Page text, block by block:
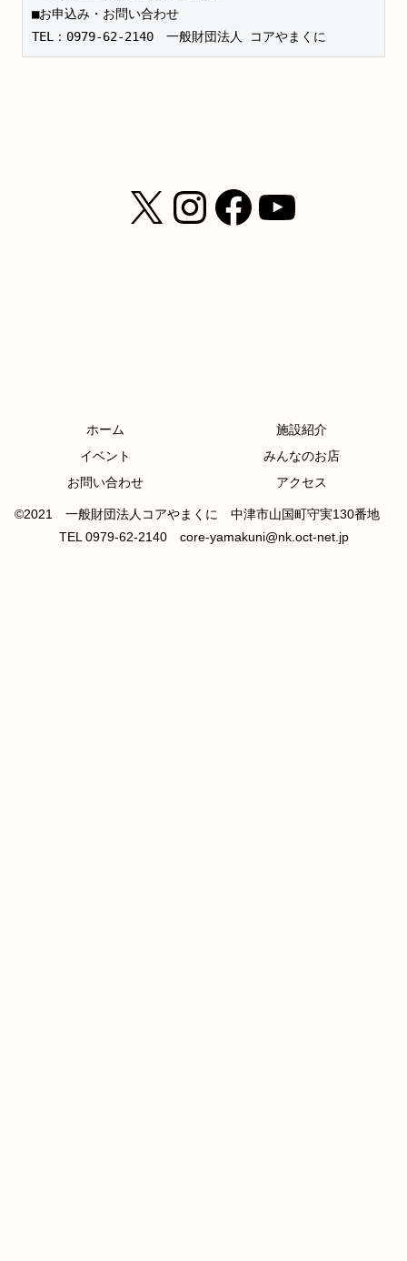
■お申込み・お問い合わせ
TEL：0979-62-2140　一般財団法人 コアやまくに
X Instagram
Facebook
ホーム
施設紹介
イベント
みんなのお店
お問い合わせ
アクセス
©2021 一般財団法人コアやまくに 中津市山国町守実130番地
TEL 0979-62-2140 core-yamakuni@nk.oct-net.jp